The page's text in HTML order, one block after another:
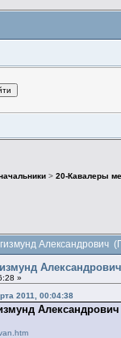
> 20-Кавалеры
Александрович
»
2011, 00:04:38
Александрович